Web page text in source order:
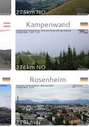
275km NO
Kampenwand
276km NO
Rosenheim
279km N